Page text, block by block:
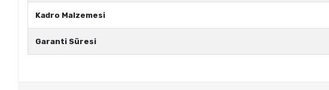
Kadro Malzemesi
Garanti Süresi